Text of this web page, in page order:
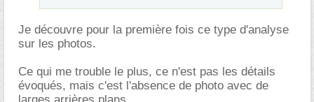
Je découvre pour la première fois ce type d'analyse
sur les photos.
Ce qui me trouble le plus, ce n'est pas les détails
évoqués, mais c'est l'absence de photo avec de